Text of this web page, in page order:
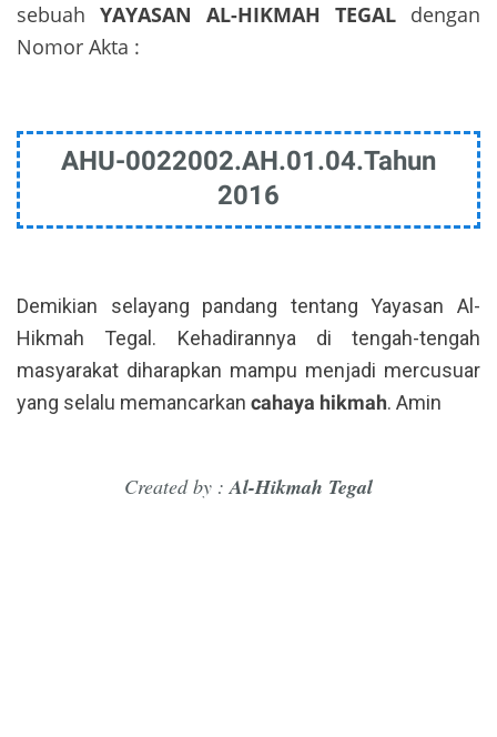
sebuah YAYASAN AL-HIKMAH TEGAL dengan
Nomor Akta :
AHU-0022002.AH.01.04.Tahun
2016
Demikian selayang pandang tentang Yayasan Al-
Hikmah Tegal. Kehadirannya di tengah-tengah
masyarakat diharapkan mampu menjadi mercusuar
yang selalu memancarkan cahaya hikmah. Amin
Created by : Al-Hikmah Tegal